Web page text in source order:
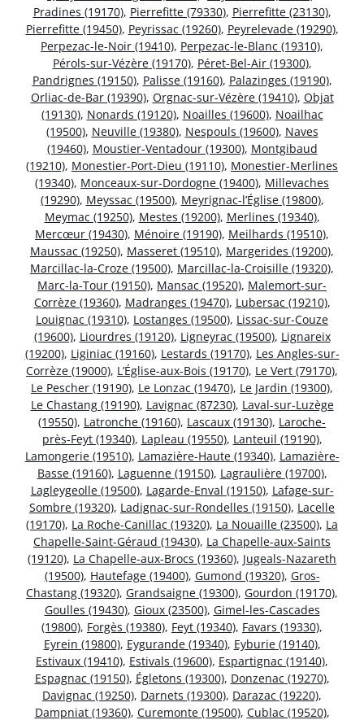
Pradines (19170), Pierrefitte (79330), Pierrefitte (23130),
Pierrefitte (19450), Peyrissac (19260), Peyrelevade (19290),
Perpezac-le-Noir (19410), Perpezac-le-Blanc (19310),
Pérols-sur-Vézère (19170), Péret-Bel-Air (19300),
Pandrignes (19150), Palisse (19160), Palazinges (19190),
Orliac-de-Bar (19390), Orgnac-sur-Vézère (19410), Objat
(19130), Nonards (19120), Noailles (19600), Noailhac
(19500), Neuville (19380), Nespouls (19600), Naves
(19460), Moustier-Ventadour (19300), Montgibaud
(19210), Monestier-Port-Dieu (19110), Monestier-Merlines
(19340), Monceaux-sur-Dordogne (19400), Millevaches
(19290), Meyssac (19500), Meyrignac-l’Église (19800),
Meymac (19250), Mestes (19200), Merlines (19340),
Mercœur (19430), Ménoire (19190), Meilhards (19510),
Maussac (19250), Masseret (19510), Margerides (19200),
Marcillac-la-Croze (19500), Marcillac-la-Croisille (19320),
Marc-la-Tour (19150), Mansac (19520), Malemort-sur-
Corrèze (19360), Madranges (19470), Lubersac (19210),
Louignac (19310), Lostanges (19500), Lissac-sur-Couze
(19600), Liourdres (19120), Ligneyrac (19500), Lignareix
(19200), Liginiac (19160), Lestards (19170), Les Angles-sur-
Corrèze (19000), L’Église-aux-Bois (19170), Le Vert (79170),
Le Pescher (19190), Le Lonzac (19470), Le Jardin (19300),
Le Chastang (19190), Lavignac (87230), Laval-sur-Luzège
(19550), Latronche (19160), Lascaux (19130), Laroche-
près-Feyt (19340), Lapleau (19550), Lanteuil (19190),
Lamongerie (19510), Lamazière-Haute (19340), Lamazière-
Basse (19160), Laguenne (19150), Lagraulière (19700),
Lagleygeolle (19500), Lagarde-Enval (19150), Lafage-sur-
Sombre (19320), Ladignac-sur-Rondelles (19150), Lacelle
(19170), La Roche-Canillac (19320), La Nouaille (23500), La
Chapelle-Saint-Géraud (19430), La Chapelle-aux-Saints
(19120), La Chapelle-aux-Brocs (19360), Jugeals-Nazareth
(19500), Hautefage (19400), Gumond (19320), Gros-
Chastang (19320), Grandsaigne (19300), Gourdon (19170),
Goulles (19430), Gioux (23500), Gimel-les-Cascades
(19800), Forgès (19380), Feyt (19340), Favars (19330),
Eyrein (19800), Eygurande (19340), Eyburie (19140),
Estivaux (19410), Estivals (19600), Espartignac (19140),
Espagnac (19150), Égletons (19300), Donzenac (19270),
Davignac (19250), Darnets (19300), Darazac (19220),
Dampniat (19360), Curemonte (19500), Cublac (19520),